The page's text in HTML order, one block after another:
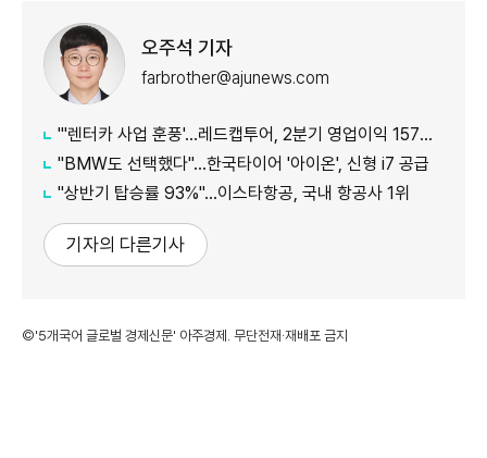
오주석 기자
farbrother@ajunews.com
"'렌터카 사업 훈풍'…레드캡투어, 2분기 영업이익 157억원
"BMW도 선택했다"…한국타이어 '아이온', 신형 i7 공급
"상반기 탑승률 93%"…이스타항공, 국내 항공사 1위
기자의 다른기사
©'5개국어 글로벌 경제신문' 아주경제. 무단전재·재배포 금지